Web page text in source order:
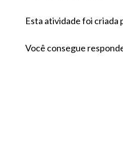
Esta atividade foi
Você consegue